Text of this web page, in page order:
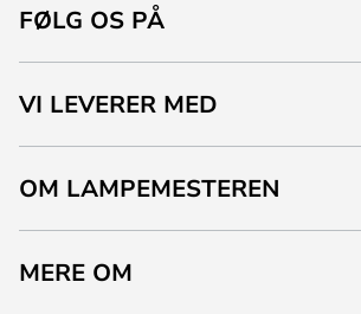
FØLG OS PÅ
VI LEVERER MED
OM LAMPEMESTEREN
MERE OM